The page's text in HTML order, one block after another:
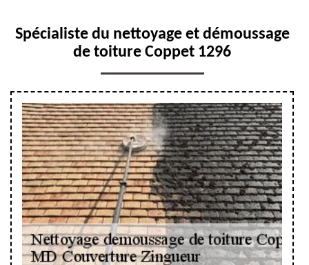
Spécialiste du nettoyage et démoussage
de toiture Coppet 1296